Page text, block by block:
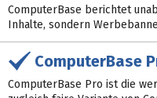
ComputerBase berichtet
Inhalte, sondern
ComputerBase
ComputerBase Pro ist die